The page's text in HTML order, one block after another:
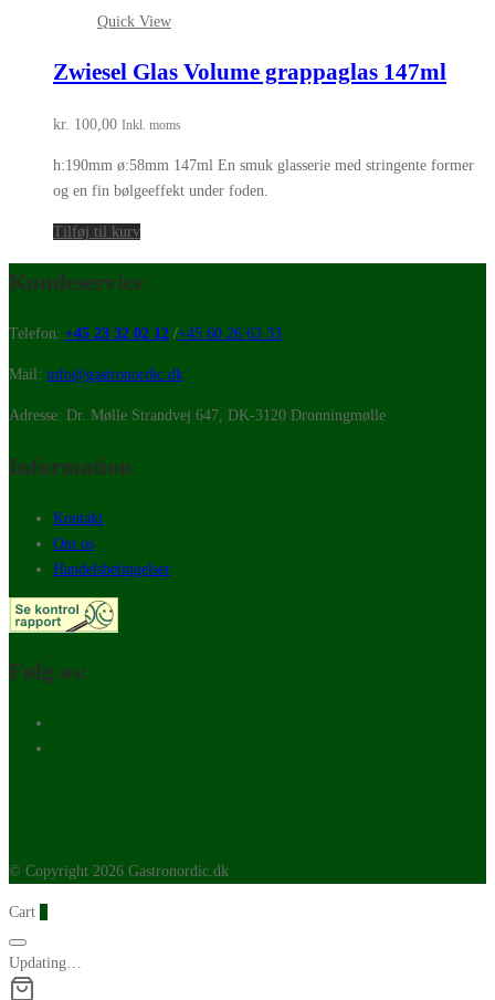
Quick View
Zwiesel Glas Volume grappaglas 147ml
kr. 100,00 Inkl. moms
h:190mm ø:58mm 147ml En smuk glasserie med stringente former
og en fin bølgeeffekt under foden.
Tilføj til kurv
Kundeservice
Telefon: +45 23 32 02 12 /+45 60 26 63 33
Mail: info@gastronordic.dk
Adresse: Dr. Mølle Strandvej 647, DK-3120 Dronningmølle
Information
Kontakt
Om os
Handelsbetingelser
Følg os:
© Copyright 2026 Gastronordic.dk
Cart
Updating…